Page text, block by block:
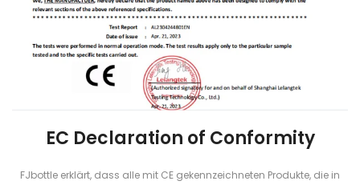
EC Declaration of Conformity
FJbottle erklärt, dass alle mit CE gekennzeichneten Produkte, die in